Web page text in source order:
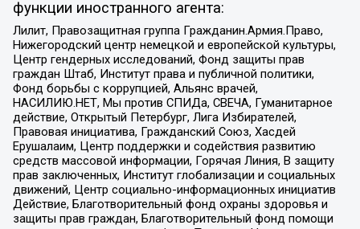
функции иностранного агента:
Лилит, Правозащитная группа Гражданин.Армия.Право,
Нижегородский центр немецкой и европейской культуры,
Центр гендерных исследований, Фонд защиты прав
граждан Штаб, Институт права и публичной политики,
Фонд борьбы с коррупцией, Альянс врачей,
НАСИЛИЮ.НЕТ, Мы против СПИДа, СВЕЧА, Гуманитарное
действие, Открытый Петербург, Лига Избирателей,
Правовая инициатива, Гражданский Союз, Хасдей
Ерушалаим, Центр поддержки и содействия развитию
средств массовой информации, Горячая Линия, В защиту
прав заключенных, Институт глобализации и социальных
движений, Центр социально-информационных инициатив
Действие, Благотворительный фонд охраны здоровья и
защиты прав граждан, Благотворительный фонд помощи